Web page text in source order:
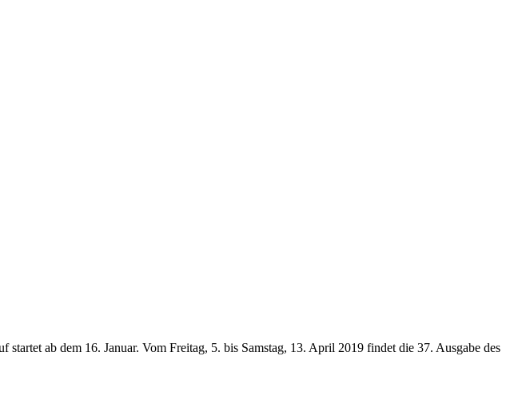
ab dem 16. Januar. Vom Freitag, 5. bis Samstag, 13. April 2019 findet die 37. Ausgabe des